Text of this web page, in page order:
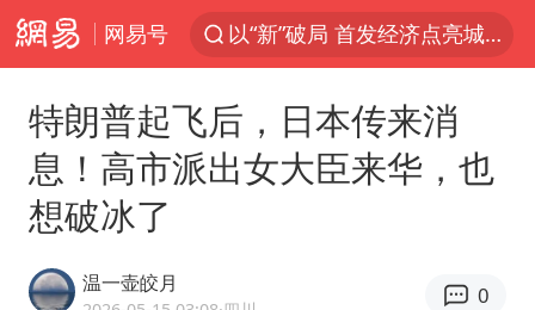
网易号
中方回应是否开采太平洋海底稀土资源
看守所辅警收受10万获刑1年
特朗普起飞后，日本传来消
息！高市派出女大臣来华，也
想破冰了
温一壶皎月 0